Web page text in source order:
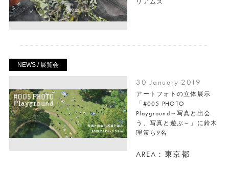
NEWS / 展覧会
30 January 2019
アートフォトの立体展示
「#005 PHOTO
Playground～写真と出会
う、写真と遊ぶ～」に鈴木
理策ら9名
AREA：東京都